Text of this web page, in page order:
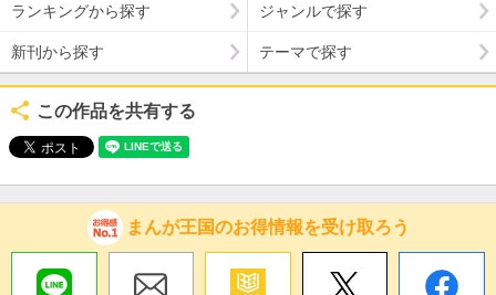
ランキングから探す ジャンルで探す
新刊から探す テーマで探す
この作品を共有する
まんが王国のお得情報を受け取ろう